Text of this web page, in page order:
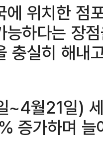
에 위치한 점
능하다는 장
충실히 해내
~4월21일)
증가하며 늘